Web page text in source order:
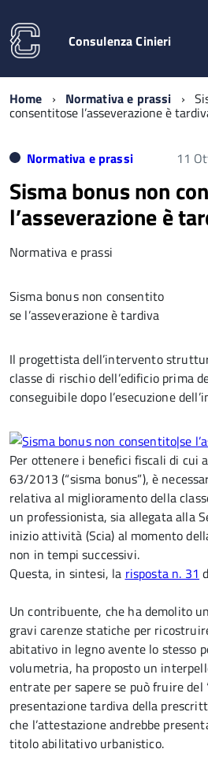
Consulenza Cinieri
Home Normativa e prassi
consentitose l’asseverazione è
Normativa e prassi 11
Sisma bonus non
l’asseverazione è
Normativa e prassi
Sisma bonus non consentito
se l’asseverazione è tardiva
Il progettista dell’intervento
classe di rischio dell’edificio prima
conseguibile dopo l’esecuzione
Per ottenere i benefici fiscali di cui
63/2013 (“sisma bonus”), è
relativa al miglioramento della
un professionista, sia allegata alla
inizio attività (Scia) al momento
non in tempi successivi.
Questa, in sintesi, la risposta n. 31
Un contribuente, che ha demolito
gravi carenze statiche per
abitativo in legno avente lo stesso
volumetria, ha proposto un
entrate per sapere se può fruire del
presentazione tardiva della
che l’attestazione andrebbe
titolo abilitativo urbanistico.